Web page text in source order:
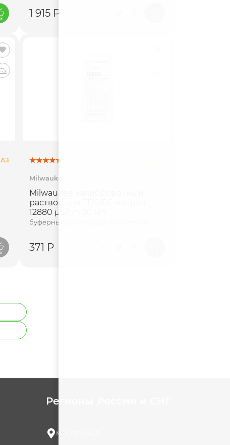
1 915 Р
Milwaukee
Milwaukee калибровочный
раствор для TDS/ЕС метров
12880 µS/cm 20 мл
буферный раствор для TDS-метров
371 Р
Регионы России и СНГ
м. Озерная